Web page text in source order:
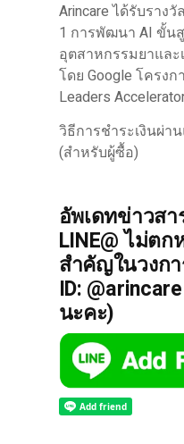
Arincare ได้รับราง
1 การพัฒนา AI ขั้น
อุตสาหกรรมยาแล
โดย Google โครงก
Leaders
วิธีการชำระเงินผ่า
(สำหรับผู้ซื้อ)
อัพเดทข่าวสา
LINE@ ไม่ตก
สำคัญในวงกา
ID:
นะคะ)